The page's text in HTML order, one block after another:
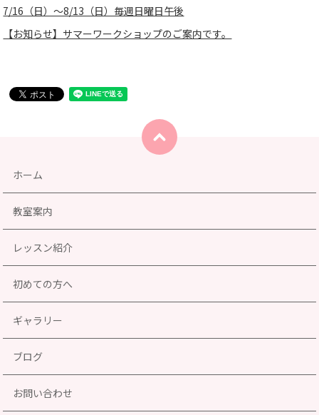
7/16（日）〜8/13（日）毎週日曜日午後
【お知らせ】サマーワークショップのご案内です。
ホーム
教室案内
レッスン紹介
初めての方へ
ギャラリー
ブログ
お問い合わせ